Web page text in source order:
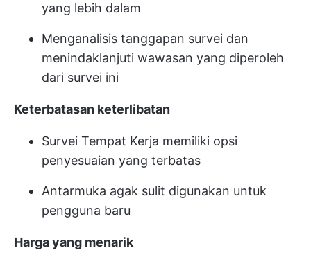
yang lebih dalam
Menganalisis tanggapan survei dan
menindaklanjuti wawasan yang diperoleh
dari survei ini
Keterbatasan keterlibatan
Survei Tempat Kerja memiliki opsi
penyesuaian yang terbatas
Antarmuka agak sulit digunakan untuk
pengguna baru
Harga yang menarik